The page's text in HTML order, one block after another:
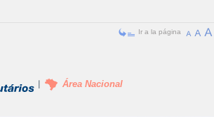
Ir a la página
Área Nacional